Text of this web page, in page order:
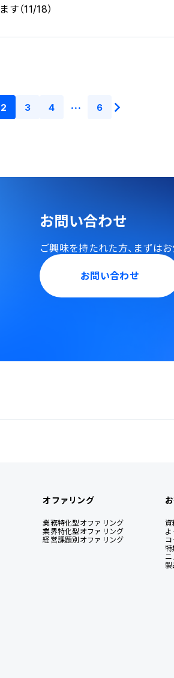
（11/18）
2 3 4 … 6
お問い合わせ
ご興味を持たれた方、 まずは
お問い合わせ
オファリング
業務特化型オファリング
業界特化型オファリング
経営課題別オファリング
資
コ
特
ニ
製